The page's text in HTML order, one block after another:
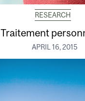
RESEARCH
Traitement
APRIL 16, 2015